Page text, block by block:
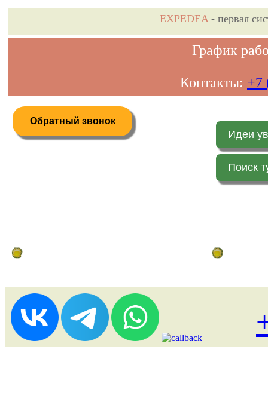
EXPEDEA- первая
График
Контакты: +7
Обратный звонок
Идеи
Поиск
Дистанционное бронирование туров